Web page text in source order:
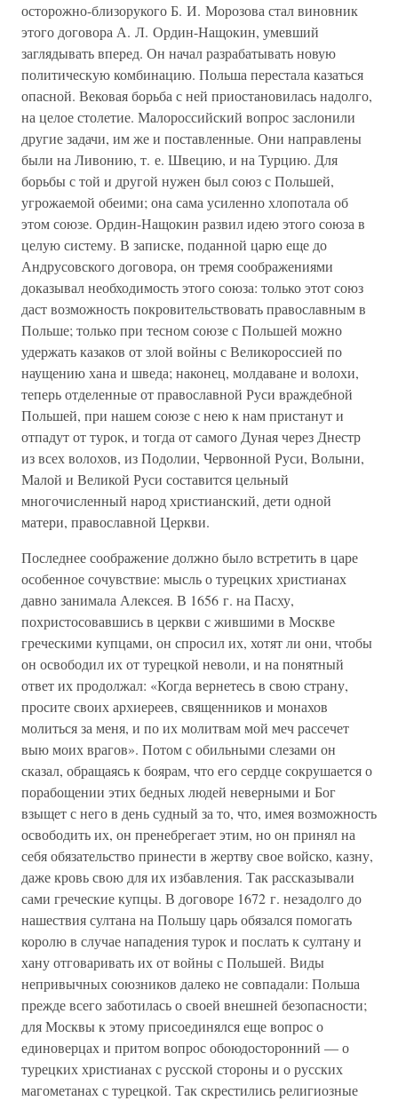
осторожно-близорукого Б. И. Морозова стал виновник
этого договора А. Л. Ордин-Нащокин, умевший
заглядывать вперед. Он начал разрабатывать новую
политическую комбинацию. Польша перестала казаться
опасной. Вековая борьба с ней приостановилась надолго,
на целое столетие. Малороссийский вопрос заслонили
другие задачи, им же и поставленные. Они направлены
были на Ливонию, т. е. Швецию, и на Турцию. Для
борьбы с той и другой нужен был союз с Польшей,
угрожаемой обеими; она сама усиленно хлопотала об
этом союзе. Ордин-Нащокин развил идею этого союза в
целую систему. В записке, поданной царю еще до
Андрусовского договора, он тремя соображениями
доказывал необходимость этого союза: только этот союз
даст возможность покровительствовать православным в
Польше; только при тесном союзе с Польшей можно
удержать казаков от злой войны с Великороссией по
наущению хана и шведа; наконец, молдаване и волохи,
теперь отделенные от православной Руси враждебной
Польшей, при нашем союзе с нею к нам пристанут и
отпадут от турок, и тогда от самого Дуная через Днестр
из всех волохов, из Подолии, Червонной Руси, Волыни,
Малой и Великой Руси составится цельный
многочисленный народ христианский, дети одной
матери, православной Церкви.
Последнее соображение должно было встретить в царе
особенное сочувствие: мысль о турецких христианах
давно занимала Алексея. В 1656 г. на Пасху,
похристосовавшись в церкви с жившими в Москве
греческими купцами, он спросил их, хотят ли они, чтобы
он освободил их от турецкой неволи, и на понятный
ответ их продолжал: «Когда вернетесь в свою страну,
просите своих архиереев, священников и монахов
молиться за меня, и по их молитвам мой меч рассечет
выю моих врагов». Потом с обильными слезами он
сказал, обращаясь к боярам, что его сердце сокрушается о
порабощении этих бедных людей неверными и Бог
взыщет с него в день судный за то, что, имея возможность
освободить их, он пренебрегает этим, но он принял на
себя обязательство принести в жертву свое войско, казну,
даже кровь свою для их избавления. Так рассказывали
сами греческие купцы. В договоре 1672 г. незадолго до
нашествия султана на Польшу царь обязался помогать
королю в случае нападения турок и послать к султану и
хану отговаривать их от войны с Польшей. Виды
непривычных союзников далеко не совпадали: Польша
прежде всего заботилась о своей внешней безопасности;
для Москвы к этому присоединялся еще вопрос о
единоверцах и притом вопрос обоюдосторонний — о
турецких христианах с русской стороны и о русских
магометанах с турецкой. Так скрестились религиозные